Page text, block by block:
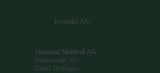
Kontakt AG
Viromed Medical AG
Hauptstraße 105
25462 Rellingen